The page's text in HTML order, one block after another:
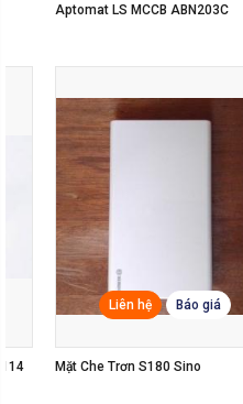
Ổ CẮM ĐIỆN 4 LỔ MÀU ĐEN OMINSU
Liên hệ Báo giá
Aptomat Chống Giật RCCB